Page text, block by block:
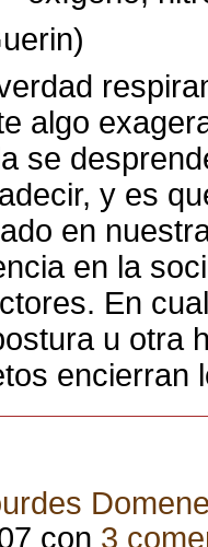
algo
se
y es
en
en la
En
u otra
encierran
con 3